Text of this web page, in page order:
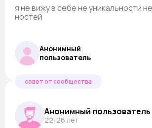
я не вижу в себе не уникальности
ностей
Анонимный
пользователь
совет от сообщества
Анонимный пользователь
22-26 лет